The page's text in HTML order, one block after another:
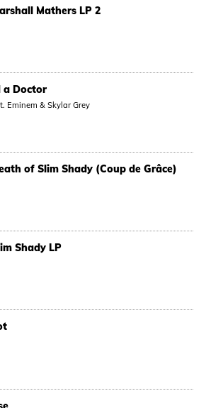
Mathers LP 2
a Doctor
Eminem & Skylar Grey
of Slim Shady (Coup de Grâce)
Shady LP